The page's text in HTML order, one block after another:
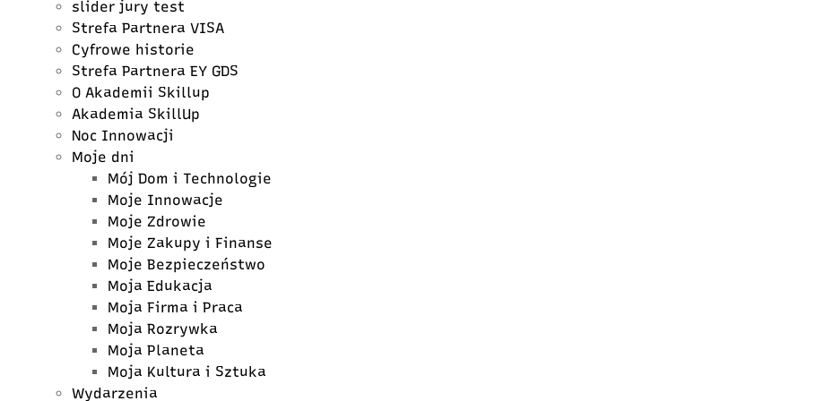
slider jury test
Strefa Partnera VISA
Cyfrowe historie
Strefa Partnera EY GDS
O Akademii Skillup
Akademia SkillUp
Noc Innowacji
Moje dni
Mój Dom i Technologie
Moje Innowacje
Moje Zdrowie
Moje Zakupy i Finanse
Moje Bezpieczeństwo
Moja Edukacja
Moja Firma i Praca
Moja Rozrywka
Moja Planeta
Moja Kultura i Sztuka
Wydarzenia